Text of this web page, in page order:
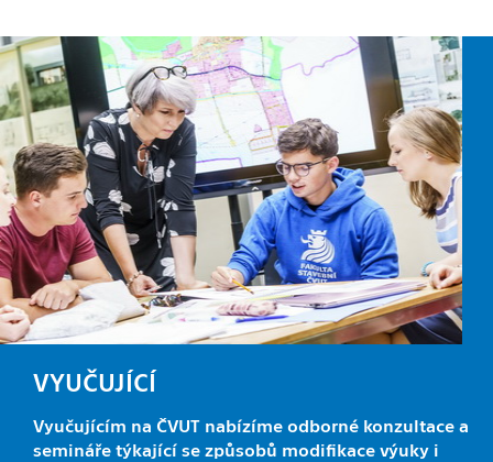
VYUČUJÍCÍ
Vyučujícím na ČVUT nabízíme odborné konzultace a
semináře týkající se způsobů modifikace výuky i